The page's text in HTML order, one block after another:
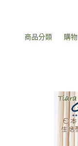
商品分類 購